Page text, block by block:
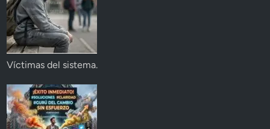
Víctimas del sistema.